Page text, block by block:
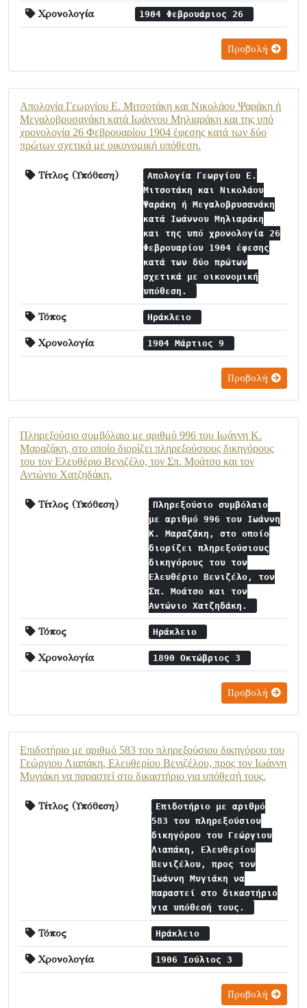
Χρονολογία 1904 Φεβρουάριος 26
Προβολή
Απολογία Γεωργίου Ε. Μιτσοτάκη και Νικολάου Ψαράκη ή
Μεγαλοβρυσανάκη κατά Ιωάννου Μηλιαράκη και της υπό
χρονολογία 26 Φεβρουαρίου 1904 έφεσης κατά των δύο
πρώτων σχετικά με οικονομική υπόθεση.
Τίτλος (Υπόθεση)
Απολογία Γεωργίου Ε.
Μιτσοτάκη και Νικολάου
Ψαράκη ή Μεγαλοβρυσανάκη
κατά Ιωάννου Μηλιαράκη
και της υπό χρονολογία 26
Φεβρουαρίου 1904 έφεσης
κατά των δύο πρώτων
σχετικά με οικονομική
υπόθεση.
Τόπος Ηράκλειο
Χρονολογία 1904 Μάρτιος 9
Προβολή
Πληρεξούσιο συμβόλαιο με αριθμό 996 του Ιωάννη Κ.
Μαραζάκη, στο οποίο διορίζει πληρεξούσιους δικηγόρους
του τον Ελευθέριο Βενιζέλο, τον Σπ. Μοάτσο και τον
Αντώνιο Χατζηδάκη.
Τίτλος (Υπόθεση)
Πληρεξούσιο συμβόλαιο
με αριθμό 996 του Ιωάννη
Κ. Μαραζάκη, στο οποίο
διορίζει πληρεξούσιους
δικηγόρους του τον
Ελευθέριο Βενιζέλο, τον
Σπ. Μοάτσο και τον
Αντώνιο Χατζηδάκη.
Τόπος Ηράκλειο
Χρονολογία 1890 Οκτώβριος 3
Προβολή
Επιδοτήριο με αριθμό 583 του πληρεξούσιου δικηγόρου του
Γεώργιου Λιαπάκη, Ελευθερίου Βενιζέλου, προς τον Ιωάννη
Μυγιάκη να παραστεί στο δικαστήριο για υπόθεσή τους.
Τίτλος (Υπόθεση)
Επιδοτήριο με αριθμό
583 του πληρεξούσιου
δικηγόρου του Γεώργιου
Λιαπάκη, Ελευθερίου
Βενιζέλου, προς τον
Ιωάννη Μυγιάκη να
παραστεί στο δικαστήριο
για υπόθεσή τους.
Τόπος Ηράκλειο
Χρονολογία 1906 Ιούλιος 3
Προβολή